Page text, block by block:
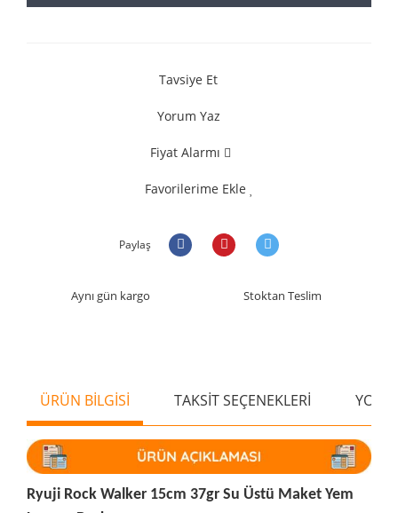
Tavsiye Et
Yorum Yaz
Fiyat Alarmı
Favorilerime Ekle
Paylaş
Aynı gün kargo Stoktan Teslim
ÜRÜN BİLGİSİ TAKSİT SEÇENEKLERİ
Ryuji Rock Walker 15cm 37gr Su Üstü Maket Yem